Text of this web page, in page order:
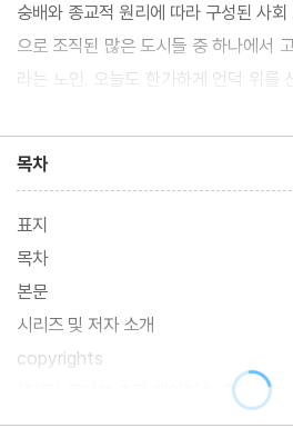
숭배와 종교적 원리에 따라 구성된 사
으로 조직된 많은 도시들 중 하나에서
라는 노인. 오늘도 한가하게 언덕 위를
이들이 달려와 위기가 닥쳤음을 알린다
중지라는 파국적 사태 앞에서 대종교
의된다. 그러나 수천 년 동안 아무런 문
문에, 그 기계의 작동 원리조차 알지 못
책은 존재하지 않는다.
목차
표지
목차
본문
시리즈 및 저자 소개
copyrights
(참고) 종이책 추정 페이지수: 25